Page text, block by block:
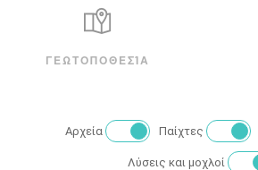
ΓΕΩΤΟΠΟΘΕΣΊΑ
Αρχεία Παίχτες
Λύσεις και μοχλοί